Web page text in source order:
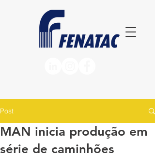
Post
MAN inicia produção em
série de caminhões